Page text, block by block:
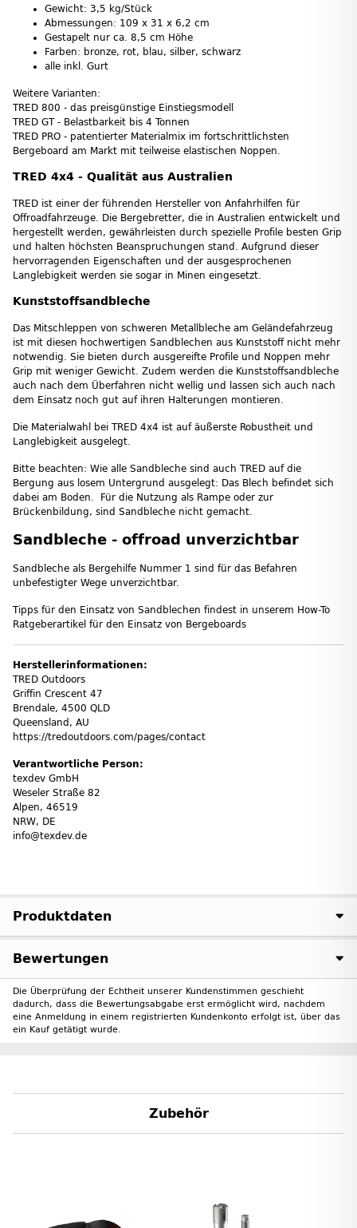
Gewicht: 3,5 kg/Stück
Abmessungen: 109 x 31 x 6,2 cm
Gestapelt nur ca. 8,5 cm Höhe
Farben: bronze, rot, blau, silber, schwarz
alle inkl. Gurt
Weitere Varianten:
TRED 800 - das preisgünstige Einstiegsmodell
TRED GT - Belastbarkeit bis 4 Tonnen
TRED PRO - patentierter Materialmix im fortschrittlichsten
Bergeboard am Markt mit teilweise elastischen Noppen.
TRED 4x4 - Qualität aus Australien
TRED ist einer der führenden Hersteller von Anfahrhilfen für
Offroadfahrzeuge. Die Bergebretter, die in Australien entwickelt und
hergestellt werden, gewährleisten durch spezielle Profile besten Grip
und halten höchsten Beanspruchungen stand. Aufgrund dieser
hervorragenden Eigenschaften und der ausgesprochenen
Langlebigkeit werden sie sogar in Minen eingesetzt.
Kunststoffsandbleche
Das Mitschleppen von schweren Metallbleche am Geländefahrzeug
ist mit diesen hochwertigen Sandblechen aus Kunststoff nicht mehr
notwendig. Sie bieten durch ausgereifte Profile und Noppen mehr
Grip mit weniger Gewicht. Zudem werden die Kunststoffsandbleche
auch nach dem Überfahren nicht wellig und lassen sich auch nach
dem Einsatz noch gut auf ihren Halterungen montieren.
Die Materialwahl bei TRED 4x4 ist auf äußerste Robustheit und
Langlebigkeit ausgelegt.
Bitte beachten: Wie alle Sandbleche sind auch TRED auf die
Bergung aus losem Untergrund ausgelegt: Das Blech befindet sich
dabei am Boden. Für die Nutzung als Rampe oder zur
Brückenbildung, sind Sandbleche nicht gemacht.
Sandbleche - offroad unverzichtbar
Sandbleche als Bergehilfe Nummer 1 sind für das Befahren
unbefestigter Wege unverzichtbar.
Tipps für den Einsatz von Sandblechen findest in unserem How-To
Ratgeberartikel für den Einsatz von Bergeboards
Herstellerinformationen:
TRED Outdoors
Griffin Crescent 47
Brendale, 4500 QLD
Queensland, AU
https://tredoutdoors.com/pages/contact
Verantwortliche Person:
texdev GmbH
Weseler Straße 82
Alpen, 46519
NRW, DE
info@texdev.de
Produktdaten
Bewertungen
Die Überprüfung der Echtheit unserer Kundenstimmen geschieht
dadurch, dass die Bewertungsabgabe erst ermöglicht wird, nachdem
eine Anmeldung in einem registrierten Kundenkonto erfolgt ist, über das
ein Kauf getätigt wurde.
Zubehör